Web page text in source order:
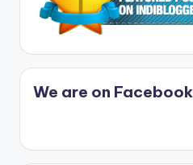
We are on Facebook